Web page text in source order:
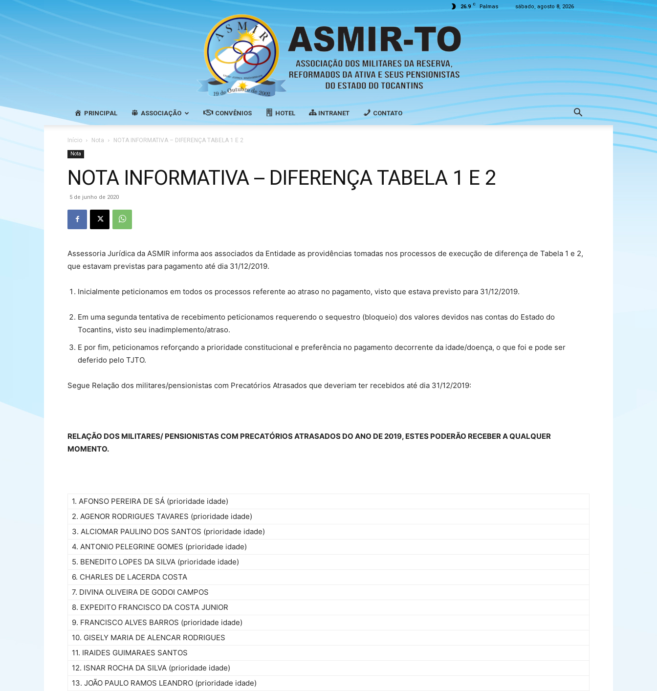
26.9 C Palmas sábado, agosto 8, 2026
Reserva,
PRINCIPAL ASSOCIAÇÃO CONVÊNIOS HOTEL INTRANET CONTATO
Início Nota NOTA INFORMATIVA – DIFERENÇA TABELA 1 E 2
Nota
NOTA INFORMATIVA – DIFERENÇA TABELA 1 E 2
5 de junho de 2020
Assessoria Jurídica da ASMIR informa aos associados da Entidade as providências tomadas nos processos de execução de diferença de Tabela 1 e 2,
que estavam previstas para pagamento até dia 31/12/2019.
Inicialmente peticionamos em todos os processos referente ao atraso no pagamento, visto que estava previsto para 31/12/2019.
Em uma segunda tentativa de recebimento peticionamos requerendo o sequestro (bloqueio) dos valores devidos nas contas do Estado do
Tocantins, visto seu inadimplemento/atraso.
E por fim, peticionamos reforçando a prioridade constitucional e preferência no pagamento decorrente da idade/doença, o que foi e pode ser
deferido pelo TJTO.
Segue Relação dos militares/pensionistas com Precatórios Atrasados que deveriam ter recebidos até dia 31/12/2019:
RELAÇÃO DOS MILITARES/ PENSIONISTAS COM PRECATÓRIOS ATRASADOS DO ANO DE 2019, ESTES PODERÃO RECEBER A QUALQUER
MOMENTO.
1. AFONSO PEREIRA DE SÁ (prioridade idade)
2. AGENOR RODRIGUES TAVARES (prioridade idade)
3. ALCIOMAR PAULINO DOS SANTOS (prioridade idade)
4. ANTONIO PELEGRINE GOMES (prioridade idade)
5. BENEDITO LOPES DA SILVA (prioridade idade)
6. CHARLES DE LACERDA COSTA
7. DIVINA OLIVEIRA DE GODOI CAMPOS
8. EXPEDITO FRANCISCO DA COSTA JUNIOR
9. FRANCISCO ALVES BARROS (prioridade idade)
10. GISELY MARIA DE ALENCAR RODRIGUES
11. IRAIDES GUIMARAES SANTOS
12. ISNAR ROCHA DA SILVA (prioridade idade)
13. JOÃO PAULO RAMOS LEANDRO (prioridade idade)